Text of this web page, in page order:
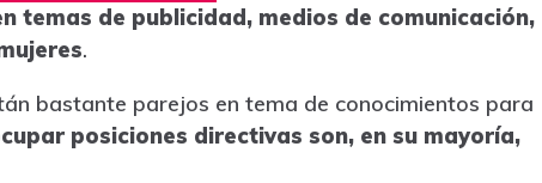
temas de publicidad, medios de comunicación,
.
bastante parejos en tema de conocimientos para
posiciones directivas son, en su mayoría,